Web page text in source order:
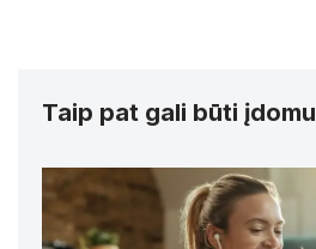
Taip pat gali būti įdomu